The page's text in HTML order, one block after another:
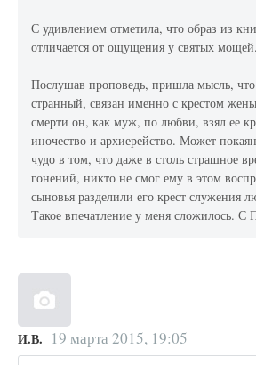
С удивлением отметила, что образ из
отличается от ощущения у святых мощей.
Послушав проповедь, пришла мысль, что
странный, связан именно с крестом
смерти он, как муж, по любви, взял ее
иночество и архиерейство. Может
чудо в том, что даже в столь страшное
гонений, никто не смог ему в этом
сыновья разделили его крест служения
Такое впечатление у меня сложилось. С
И.В. 19 марта 2015, 19:05